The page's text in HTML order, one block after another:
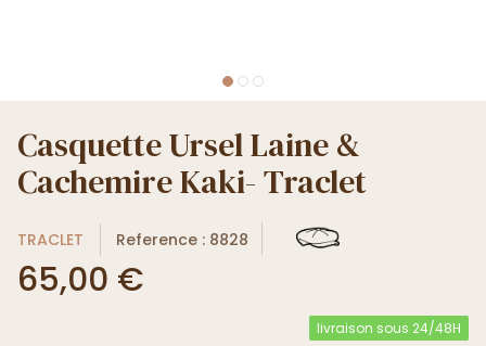
Casquette Ursel Laine &
Cachemire Kaki- Traclet
TRACLET Reference : 8828
65,00 €
livraison sous 24/48H